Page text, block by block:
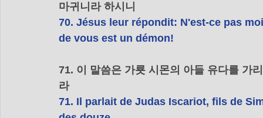
마귀니라 하시니
70. Jésus leur répondit: N'est-ce pas
de vous est un démon!
71. 이 말씀은 가룟 시몬의 아들 유다를 가
라
71. Il parlait de Judas Iscariot, fils de